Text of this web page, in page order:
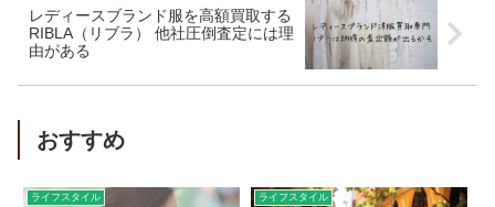
レディースブランド服を高額買取する
RIBLA（リブラ） 他社圧倒査定には理
由がある
おすすめ
ライフスタイル ライフスタイル